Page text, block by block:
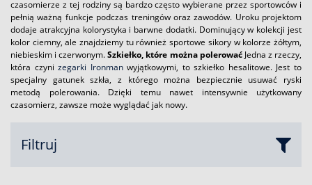
czasomierze z tej rodziny są bardzo często wybierane przez sportowców i
pełnią ważną funkcje podczas treningów oraz zawodów. Uroku projektom
dodaje atrakcyjna kolorystyka i barwne dodatki. Dominujący w kolekcji jest
kolor ciemny, ale znajdziemy tu również sportowe sikory w kolorze żółtym,
niebieskim i czerwonym.Szkiełko, które można polerować Jedna z rzeczy,
która czynizegarki Ironmanwyjątkowymi, to szkiełko hesalitowe. Jest to
specjalny gatunek szkła, z którego można bezpiecznie usuwać ryski
metodą polerowania. Dzięki temu nawet intensywnie użytkowany
czasomierz, zawsze może wyglądać jak nowy.
Filtruj